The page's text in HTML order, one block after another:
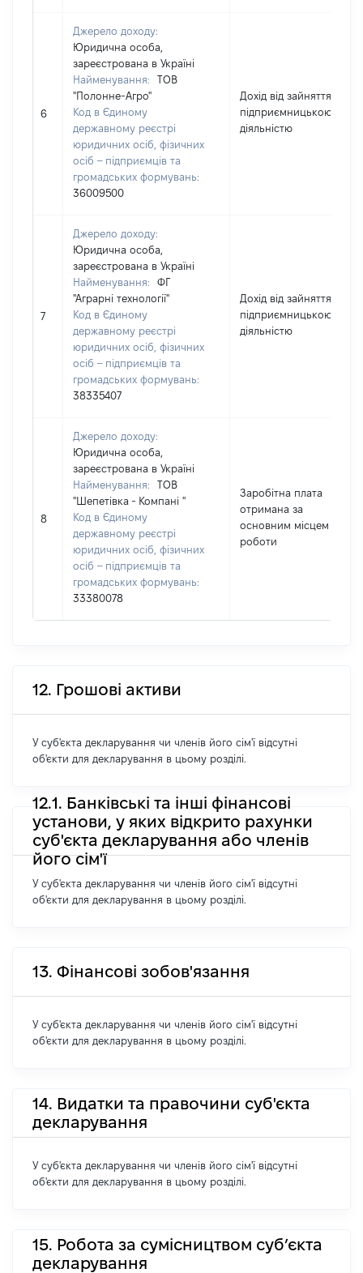
6
Джерело доходу:
Юридична особа,
зареєстрована в Україні
Найменування:
ТОВ
"Полонне-Агро"
Код в Єдиному
державному реєстрі
юридичних осіб, фізичних
осіб – підприємців та
громадських формувань:
36009500
Дохід від зайняття
підприємницькою
діяльністю
7
Джерело доходу:
Юридична особа,
зареєстрована в Україні
Найменування:
ФГ
"Аграрні технології"
Код в Єдиному
державному реєстрі
юридичних осіб, фізичних
осіб – підприємців та
громадських формувань:
38335407
Дохід від зайняття
підприємницькою
діяльністю
8
Джерело доходу:
Юридична особа,
зареєстрована в Україні
Найменування:
ТОВ
"Шепетівка - Компані "
Код в Єдиному
державному реєстрі
юридичних осіб, фізичних
осіб – підприємців та
громадських формувань:
33380078
Заробітна плата
отримана за
основним місцем
роботи
12. Грошові активи
У суб'єкта декларування чи членів його сім'ї відсутні
об'єкти для декларування в цьому розділі.
12.1. Банківські та інші фінансові
установи, у яких відкрито рахунки
суб'єкта декларування або членів
його сім'ї
У суб'єкта декларування чи членів його сім'ї відсутні
об'єкти для декларування в цьому розділі.
13. Фінансові зобов'язання
У суб'єкта декларування чи членів його сім'ї відсутні
об'єкти для декларування в цьому розділі.
14. Видатки та правочини суб'єкта
декларування
У суб'єкта декларування чи членів його сім'ї відсутні
об'єкти для декларування в цьому розділі.
15. Робота за сумісництвом суб’єкта
декларування